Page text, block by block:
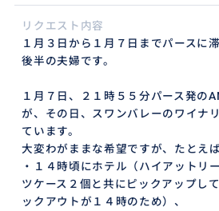
リクエスト内容
１月３日から１月７日までパースに
後半の夫婦です。
１月７日、２１時５５分パース発の
が、その日、スワンバレーのワイナ
ています。
大変わがままな希望ですが、たとえば
・１４時頃にホテル（ハイアットリ
ツケース２個と共にピックアップし
ックアウトが１４時のため）、